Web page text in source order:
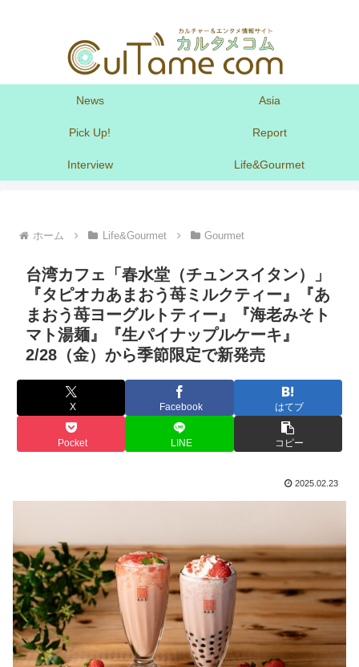
News Asia
Pick Up! Report
Interview Life&Gourmet
ホーム Life&Gourmet Gourmet
台湾カフェ「春水堂（チュンスイタン）」
『タピオカあまおう苺ミルクティー』『あ
まおう苺ヨーグルトティー』『海老みそト
マト湯麺』『生パイナップルケーキ』
2/28（金）から季節限定で新発売
X Facebook はてブ
Pocket LINE コピー
2025.02.23